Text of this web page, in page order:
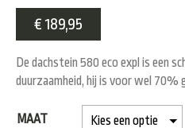
€ 189,95
De dachstein 580 eco expl is een
duurzaamheid, hij is voor wel 70%
MAAT